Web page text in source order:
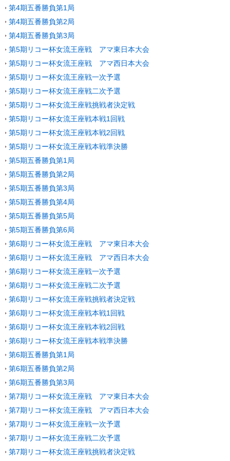
第4期五番勝負第1局
第4期五番勝負第2局
第4期五番勝負第3局
第5期リコー杯女流王座戦 アマ東日本大会
第5期リコー杯女流王座戦 アマ西日本大会
第5期リコー杯女流王座戦一次予選
第5期リコー杯女流王座戦二次予選
第5期リコー杯女流王座戦挑戦者決定戦
第5期リコー杯女流王座戦本戦1回戦
第5期リコー杯女流王座戦本戦2回戦
第5期リコー杯女流王座戦本戦準決勝
第5期五番勝負第1局
第5期五番勝負第2局
第5期五番勝負第3局
第5期五番勝負第4局
第5期五番勝負第5局
第5期五番勝負第6局
第6期リコー杯女流王座戦 アマ東日本大会
第6期リコー杯女流王座戦 アマ西日本大会
第6期リコー杯女流王座戦一次予選
第6期リコー杯女流王座戦二次予選
第6期リコー杯女流王座戦挑戦者決定戦
第6期リコー杯女流王座戦本戦1回戦
第6期リコー杯女流王座戦本戦2回戦
第6期リコー杯女流王座戦本戦準決勝
第6期五番勝負第1局
第6期五番勝負第2局
第6期五番勝負第3局
第7期リコー杯女流王座戦 アマ東日本大会
第7期リコー杯女流王座戦 アマ西日本大会
第7期リコー杯女流王座戦一次予選
第7期リコー杯女流王座戦二次予選
第7期リコー杯女流王座戦挑戦者決定戦